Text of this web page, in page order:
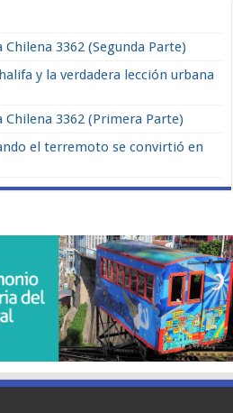
3362 (Segunda Parte)
y la verdadera lección urbana
3362 (Primera Parte)
el terremoto se convirtió en